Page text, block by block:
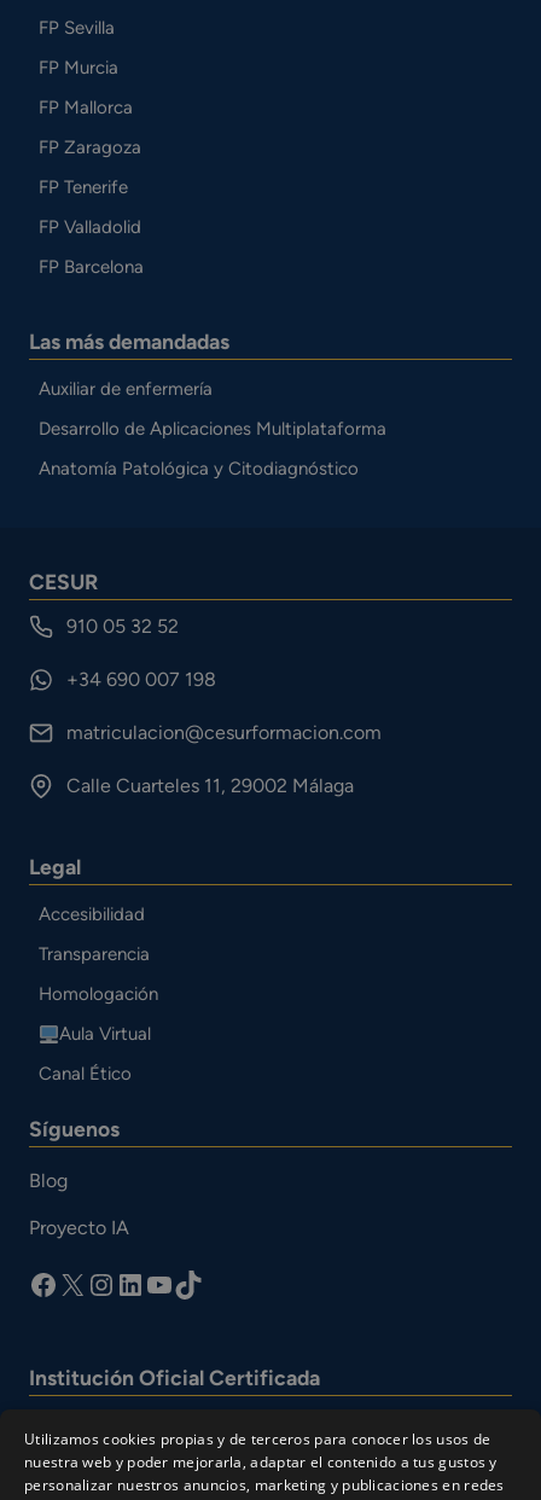
FP Sevilla
FP Murcia
FP Mallorca
FP Zaragoza
FP Tenerife
FP Valladolid
FP Barcelona
Las más demandadas
Auxiliar de enfermería
Desarrollo de Aplicaciones Multiplataforma
Anatomía Patológica y Citodiagnóstico
CESUR
910 05 32 52
+34 690 007 198
matriculacion@cesurformacion.com
Calle Cuarteles 11, 29002 Málaga
Legal
Accesibilidad
Transparencia
Homologación
Aula Virtual
Canal Ético
Síguenos
Blog
Proyecto IA
facebook
X Instagram
LinkedIn
YouTube
TikTok
Institución Oficial Certificada
Utilizamos cookies propias y de terceros para conocer los usos de
nuestra web y poder mejorarla, adaptar el contenido a tus gustos y
personalizar nuestros anuncios, marketing y publicaciones en redes